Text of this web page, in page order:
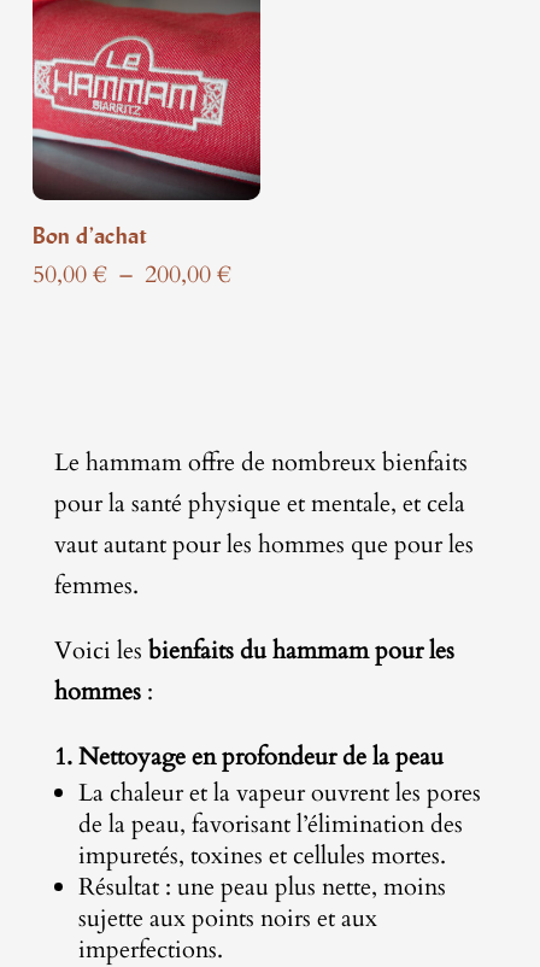
Bon d’achat
50,00€ – 200,00€Plage
Le hammam offre de nombreux bienfaits
pour la santé physique et mentale, et cela
vaut autant pour les hommes que pour les
femmes.
Voici les bienfaits du hammam pour les
hommes:
1. Nettoyage en profondeur de la peau
La chaleur et la vapeur ouvrent les pores
de la peau, favorisant l’élimination des
impuretés, toxines et cellules mortes.
Résultat : une peau plus nette, moins
sujette aux points noirs et aux
imperfections.